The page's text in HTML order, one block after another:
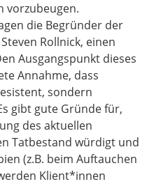
vorzubeugen.
die Begründer der
Rollnick, einen
Ausgangspunkt dieses
Annahme, dass
sondern
gibt gute Gründe für,
des aktuellen
Tatbestand würdigt und
(z.B. beim Auftauchen
Klient*innen